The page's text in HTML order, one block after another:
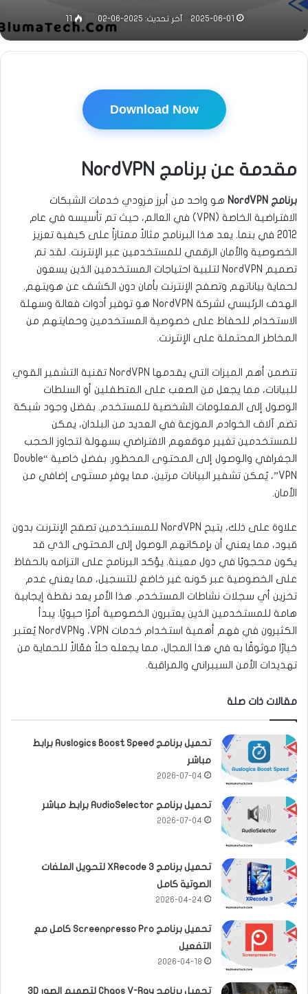
2025-06-01 آخر تحديث: 2025-06-02
Download Now
مقدمة عن برنامج NordVPN
برنامج NordVPN
هو واحد من أبرز مزودي خدمات الشبكات
الافتراضية الخاصة (VPN) في العالم، حيث تم تأسيسه في عام
2012 في بنما. يعد هذا البرنامج مثالاً ممتازاً على كيفية تعزيز
الخصوصية والأمان الرقمي للمستخدمين عبر الإنترنت. لقد تم
تصميم NordVPN لتلبية احتياجات المستخدمين الذين يسعون
لحماية بياناتهم وتصفح الإنترنت بأمان دون الكشف عن هويتهم.
الهدف الرئيسي لشركة NordVPN هو توفير أدوات فعالة وسهلة
الاستخدام للحفاظ على خصوصية المستخدمين وحمايتهم من
المخاطر المحتملة على الإنترنت.
تتضمن أهم الميزات التي يقدمها NordVPN تقنية التشفير القوي
للبيانات، مما يجعل من الصعب على المتطفلين أو السلطات
الوصول إلى المعلومات الشخصية للمستخدم. بفضل وجود شبكة
تضم آلاف الخوادم الموزعة في العديد من البلدان، يمكن
للمستخدمين تغيير موقعهم الافتراضي بسهولة لتجاوز الحجب
الجغرافي والوصول إلى المحتوى المحظور. بفضل خاصية “Double
VPN”، يُمكن تشفير البيانات مرتين، مما يوفر مستوى إضافي من
الأمان.
علاوة على ذلك، يتيح NordVPN للمستخدمين تصفح الإنترنت بدون
قيود، مما يعني أن بإمكانهم الوصول إلى المحتوى الذي قد
يكون محجوبًا في دول معينة. يؤكد البرنامج على التزامه بالحفاظ
على الخصوصية عبر كونه غير خاضع للتسجيل، مما يعني عدم
تخزين أي سجلات نشاطات المستخدم. هذا الأمر يعد نقطة إيجابية
هامة للمستخدمين الذين يعتبرون الخصوصية أمرًا حيويًا. يبدأ
الكثيرون في فهم أهمية استخدام خدمات VPN، وNordVPN يُعتبر
خيارًا موثوقًا به في هذا المجال، مما يجعله حلاً فعّالاً للحماية من
تهديدات الأمن السيبراني والمراقبة.
مقالات ذات صلة
تحميل برنامج Auslogics Boost Speed برابط
مباشر
2026-07-04
تحميل برنامج AudioSelector برابط مباشر
2026-07-04
تحميل برنامج XRecode 3 لتحويل الملفات
الصوتية كامل
2026-04-24
تحميل برنامج Screenpresso Pro كامل مع
التفعيل
2026-04-18
تحميل برنامج Chaos V-Ray لتصميم الصور 3D